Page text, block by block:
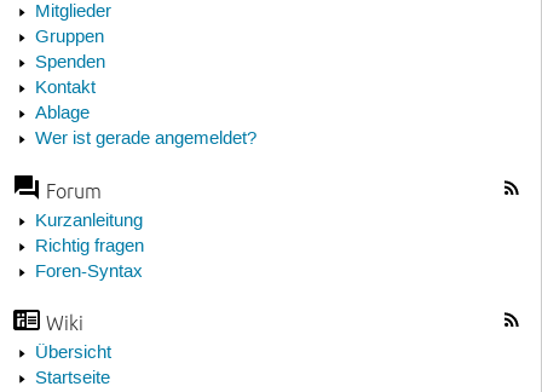
Mitglieder
Gruppen
Spenden
Kontakt
Ablage
Wer ist gerade angemeldet?
Forum
Kurzanleitung
Richtig fragen
Foren-Syntax
Wiki
Übersicht
Startseite